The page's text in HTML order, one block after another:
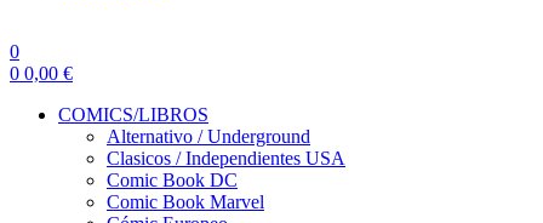
0
0 0,00 €
COMICS/LIBROS
Alternativo / Underground
Clasicos / Independientes USA
Comic Book DC
Comic Book Marvel